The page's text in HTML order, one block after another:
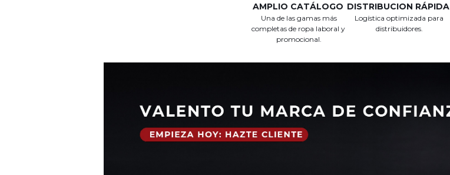
AMPLIO CATÁLOGO
Una de las gamas más
completas de ropa laboral y
promocional.
DISTRIBUCION RÁPIDA
Logística optimizada para
distribuidores.